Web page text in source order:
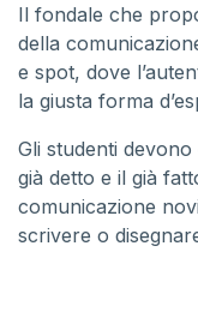
Il fondale che
della
e spot, dove
la giusta forma
Gli studenti
già detto e il già
comunicazione
scrivere o